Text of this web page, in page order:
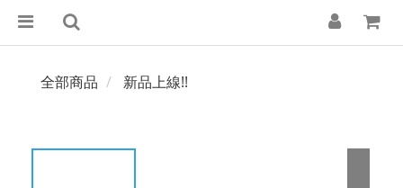
全部商品 新品上線!!